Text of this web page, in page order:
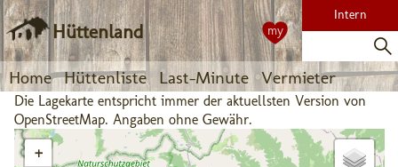
Hüttenland
Home Hüttenliste Last-Minute Vermieter
Intern
my
Die Lagekarte entspricht immer der aktuellsten Version von
OpenStreetMap. Angaben ohne Gewähr.
+